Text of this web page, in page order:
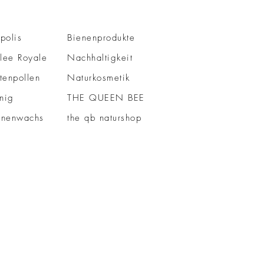
Royale
Bienenprodukte
Nachhaltigkeit
Naturkosmetik
THE QUEEN BEE
the qb naturshop